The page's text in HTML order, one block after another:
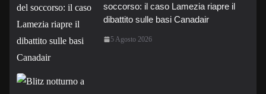
soccorso: il caso Lamezia riapre il
dibattito sulle basi Canadair
5 Agosto 2026